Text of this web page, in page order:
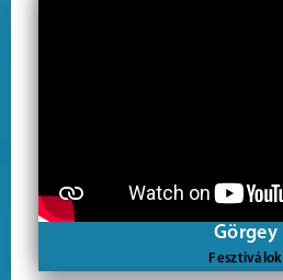
Görgey
Fesztiválok